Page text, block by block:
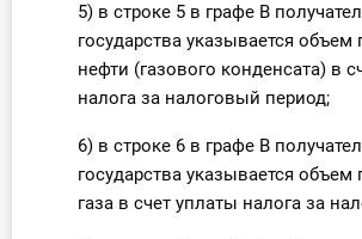
5) в строке 5 в графе В
государства указывается объем
нефти (газового конденсата) в
налога за налоговый период;
6) в строке 6 в графе В
государства указывается объем
газа в счет уплаты налога за